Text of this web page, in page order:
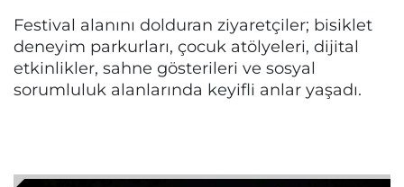
Festival alanını dolduran ziyaretçiler; bisiklet
deneyim parkurları, çocuk atölyeleri, dijital
etkinlikler, sahne gösterileri ve sosyal
sorumluluk alanlarında keyifli anlar yaşadı.